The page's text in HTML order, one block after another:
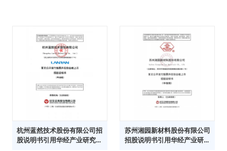
杭州蓝然技术股份有限公司招
股说明书引用华经产业研究院
苏州湘园新材料股份有限公司
招股说明书引用华经产业研究